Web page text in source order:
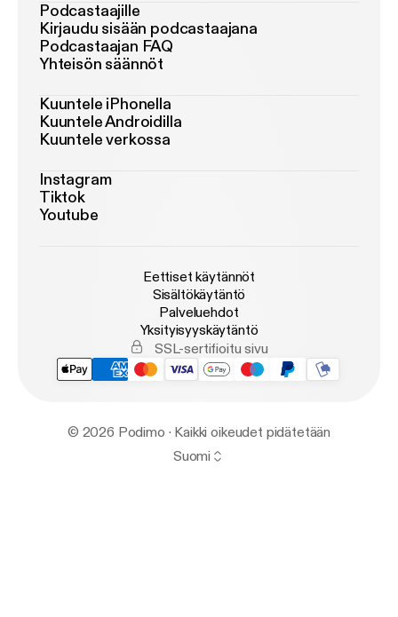
Podcastaajille
Kirjaudu sisään podcastaajana
Podcastaajan FAQ
Yhteisön säännöt
Kuuntele iPhonella
Kuuntele Androidilla
Kuuntele verkossa
Instagram
Tiktok
Youtube
Eettiset käytännöt
Sisältökäytäntö
Palveluehdot
Yksityisyyskäytäntö
SSL-sertifioitu sivu
© 2026 Podimo · Kaikki oikeudet pidätetään
Suomi